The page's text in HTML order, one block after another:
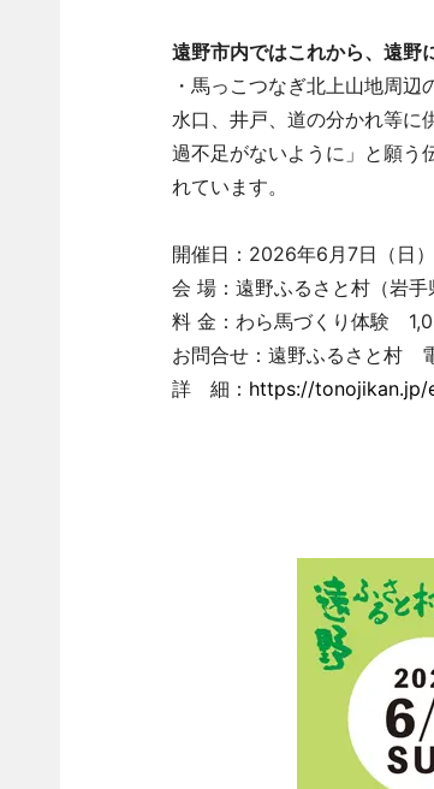
遠野市内ではこれから、遠野
・馬っこつなぎ北上山地周
水口、井戸、道の分かれ等に
過不足がないように」と願う
れています。
開催日：2026年6月7日（日）
会 場：遠野ふるさと村（岩
料 金：わら馬づくり体験
お問合せ：遠野ふるさと村
詳 細： https://